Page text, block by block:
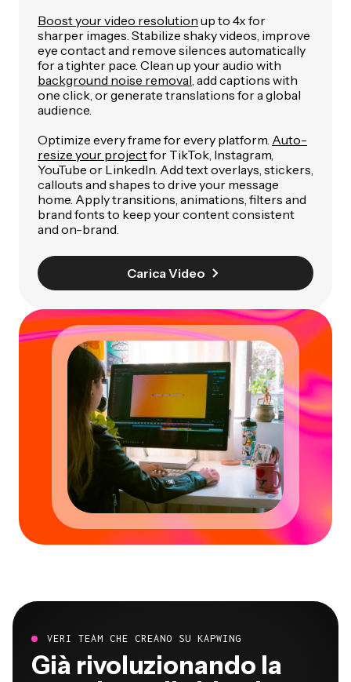
Boost your video resolution up to 4x for
sharper images. Stabilize shaky videos, improve
eye contact and remove silences automatically
for a tighter pace. Clean up your audio with
background noise removal, add captions with
one click, or generate translations for a global
audience.
Optimize every frame for every platform. Auto-
resize your projectfor TikTok, Instagram,
YouTube or LinkedIn. Add text overlays, stickers,
callouts and shapes to drive your message
home. Apply transitions, animations, filters and
brand fonts to keep your content consistent
and on-brand.
Carica Video
VERI TEAM CHE CREANO SU KAPWING
Già rivoluzionando la